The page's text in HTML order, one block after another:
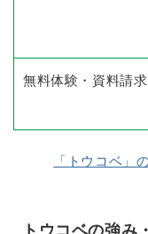
無料体験・資料請求
「トウコベ」
トウコベの強み